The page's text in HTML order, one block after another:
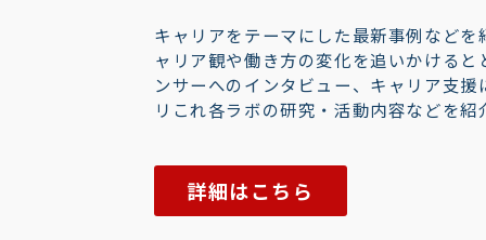
キャリアをテーマにした最新事例などを
ャリア観や働き方の変化を追いかける
ンサーへのインタビュー、キャリア支
リこれ各ラボの研究・活動内容などを紹
詳細はこちら